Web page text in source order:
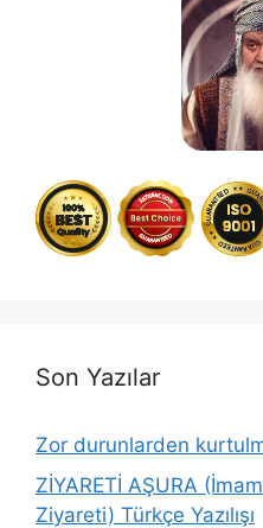
Son Yazılar
Zor durunlarden
ZİYARETİ AŞURA
Ziyareti) Türkçe Yazılışı